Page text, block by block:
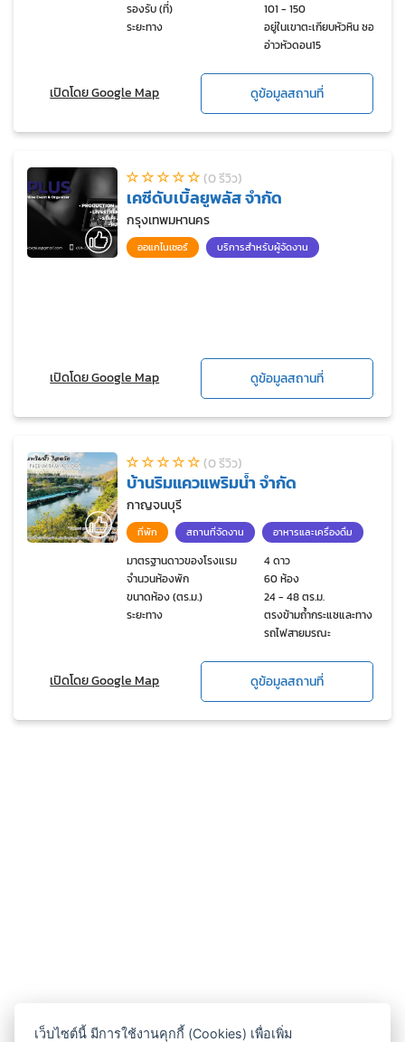
รองรับ (ที่)
101 - 150
ระยะทาง
อยู่ในเขาตะเกียบหัวหิน ซอย
อ่าวหัวดอน15
เปิดโดย Google Map ดูข้อมูลสถานที่
(0 รีวิว)
เคซีดับเบิ้ลยูพลัส จำกัด
กรุงเทพมหานคร
ออแกไนเซอร์ บริการสำหรับผู้จัดงาน
เปิดโดย Google Map ดูข้อมูลสถานที่
(0 รีวิว)
บ้านริมแควแพริมน้ำ จำกัด
กาญจนบุรี
ที่พัก สถานที่จัดงาน อาหารและเครื่องดื่ม
มาตรฐานดาวของโรงแรม
4 ดาว
จำนวนห้องพัก
60 ห้อง
ขนาดห้อง (ตร.ม.)
24 - 48 ตร.ม.
ระยะทาง
ตรงข้ามถ้ำกระแซและทาง
รถไฟสายมรณะ
เปิดโดย Google Map ดูข้อมูลสถานที่
เว็บไซต์นี้ มีการใช้งานคุกกี้ (Cookies) เพื่อเพิ่ม